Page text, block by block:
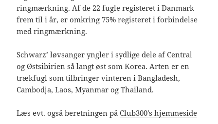
ringmærkning. Af de 22 fugle registeret i Danmark
frem til i år, er omkring 75% registeret i forbindelse
med ringmærkning.
Schwarz’ løvsanger yngler i sydlige dele af Central
og Østsibirien så langt øst som Korea. Arten er en
trækfugl som tilbringer vinteren i Bangladesh,
Cambodja, Laos, Myanmar og Thailand.
Læs evt. også beretningen påClub300’s hjemmeside